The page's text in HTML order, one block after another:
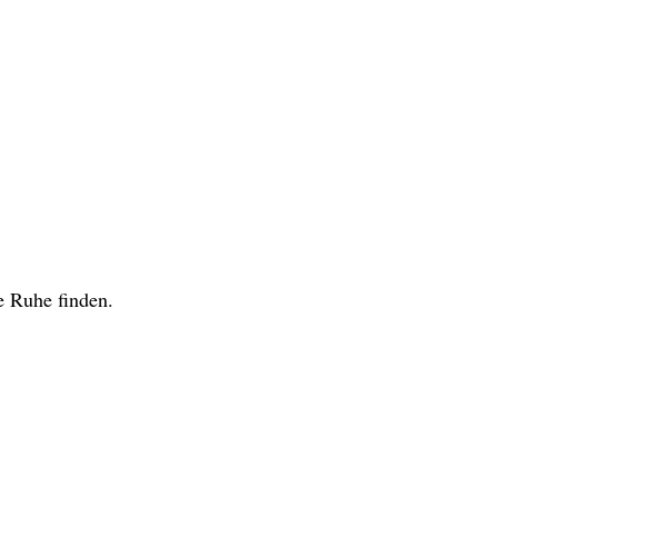
finden.